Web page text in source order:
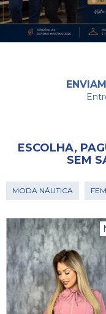
ESCOLHA,
SEM
MODA NÁUTICA